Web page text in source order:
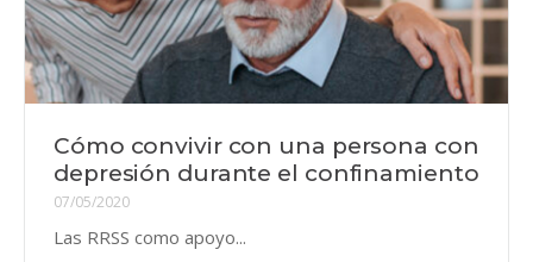
Cómo convivir con una persona con
depresión durante el confinamiento
07/05/2020
Las RRSS como apoyo...